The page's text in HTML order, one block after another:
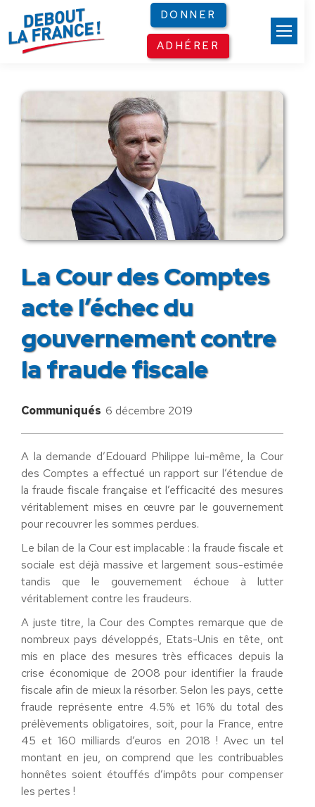
DONNER
ADHÉRER
La Cour des Comptes
acte l’échec du
gouvernement contre
la fraude fiscale
Communiqués 6 décembre 2019
A la demande d’Edouard Philippe lui-même, la Cour
des Comptes a effectué un rapport sur l’étendue de
la fraude fiscale française et l’efficacité des mesures
véritablement mises en œuvre par le gouvernement
pour recouvrer les sommes perdues.
Le bilan de la Cour est implacable : la fraude fiscale et
sociale est déjà massive et largement sous-estimée
tandis que le gouvernement échoue à lutter
véritablement contre les fraudeurs.
A juste titre, la Cour des Comptes remarque que de
nombreux pays développés, Etats-Unis en tête, ont
mis en place des mesures très efficaces depuis la
crise économique de 2008 pour identifier la fraude
fiscale afin de mieux la résorber. Selon les pays, cette
fraude représente entre 4.5% et 16% du total des
prélèvements obligatoires, soit, pour la France, entre
45 et 160 milliards d’euros en 2018 ! Avec un tel
montant en jeu, on comprend que les contribuables
honnêtes soient étouffés d’impôts pour compenser
les pertes !
Panneau de gestion des cookies